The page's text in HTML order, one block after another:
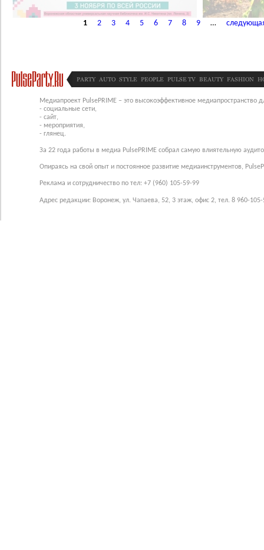
1 2 3 4 5 6 7 8 9 …
PARTY AUTO STYLE PEOPLE PULSE TV BEAUTY FASHION
Медиапроект PulsePRIME – это высокоэффективное медиапространство
- социальные сети,
- сайт,
- мероприятия,
- глянец.
За 22 года работы в медиа PulsePRIME собрал самую влиятельную
Опираясь на свой опыт и постоянное развитие медиаинструментов,
Реклама и сотрудничество по тел: +7 (960) 105-59-99
Адрес редакции: Воронеж, ул. Чапаева, 52, 3 этаж, офис 2, тел. 8 960-